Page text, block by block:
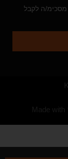
מסכימ/ה לקבל
Made